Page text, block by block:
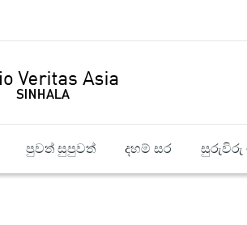
පුවත් සුපුවත් දහම් සර සුරුවිරු